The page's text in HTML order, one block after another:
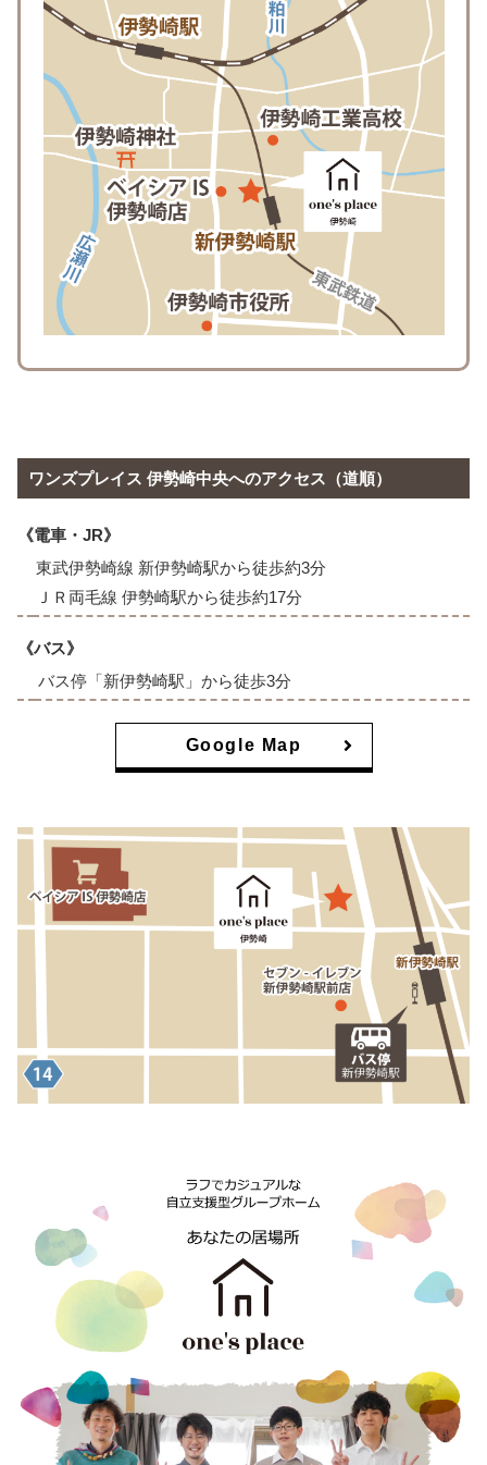
ワンズプレイス 伊勢崎中央へのアクセス（道順）
《電車・JR》
東武伊勢崎線 新伊勢崎駅から徒歩約3分
ＪＲ両毛線 伊勢崎駅から徒歩約17分
《バス》
バス停「新伊勢崎駅」から徒歩3分
Google Map